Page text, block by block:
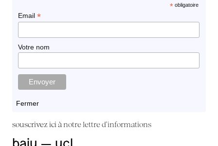
*obligatoire
Email *
Votre nom
Fermer
souscrivez ici à notre lettre d'informations